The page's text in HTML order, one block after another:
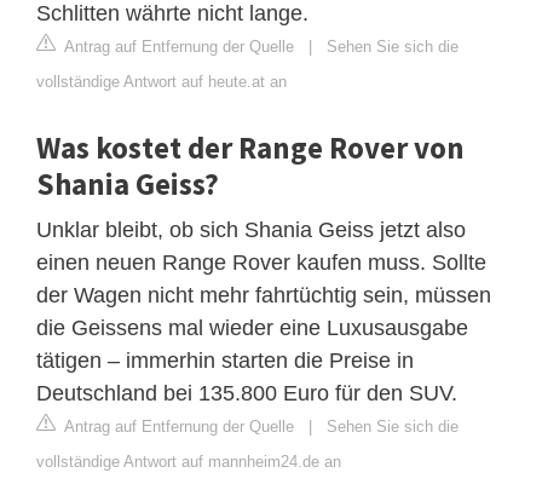
Schlitten währte nicht lange.
Antrag auf Entfernung der Quelle
Sehen Sie sich die
vollständige Antwort auf heute.at an
Was kostet der Range Rover von
Shania Geiss?
Unklar bleibt, ob sich Shania Geiss jetzt also
einen neuen Range Rover kaufen muss. Sollte
der Wagen nicht mehr fahrtüchtig sein, müssen
die Geissens mal wieder eine Luxusausgabe
tätigen – immerhin starten die Preise in
Deutschland bei 135.800 Euro für den SUV.
Antrag auf Entfernung der Quelle
Sehen Sie sich die
vollständige Antwort auf mannheim24.de an